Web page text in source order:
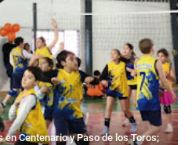
en Centenario y Paso de los Toros;